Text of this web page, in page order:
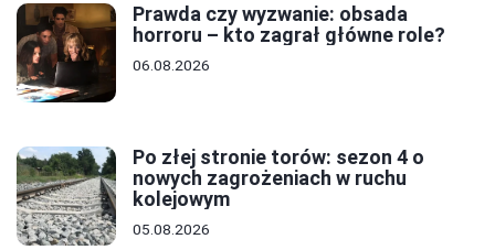
Prawda czy wyzwanie: obsada
horroru – kto zagrał główne role?
06.08.2026
Po złej stronie torów: sezon 4 o
nowych zagrożeniach w ruchu
kolejowym
05.08.2026